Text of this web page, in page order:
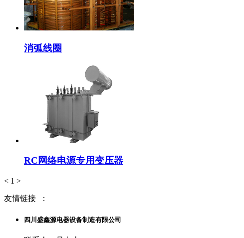
消弧线圈
RC网络电源专用变压器
< 1 >
友情链接 ：
四川盛鑫源电器设备制造有限公司